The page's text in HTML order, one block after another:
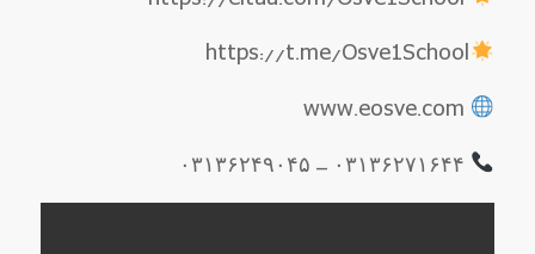
https://t.me/Osve1School